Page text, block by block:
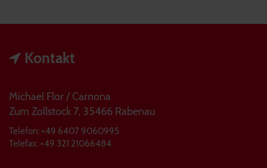
Kontakt
Michael Flor / Carnona
Zum Zollstock 7, 35466 Rabenau
Telefon: +49 6407 9060995
Telefax: +49 321 21066484